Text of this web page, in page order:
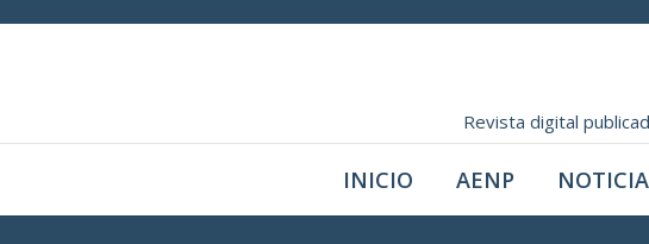
Revista digital
INICIO AENP